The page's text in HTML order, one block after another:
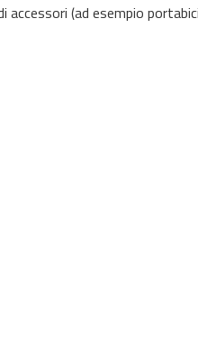
accessori (ad esempio